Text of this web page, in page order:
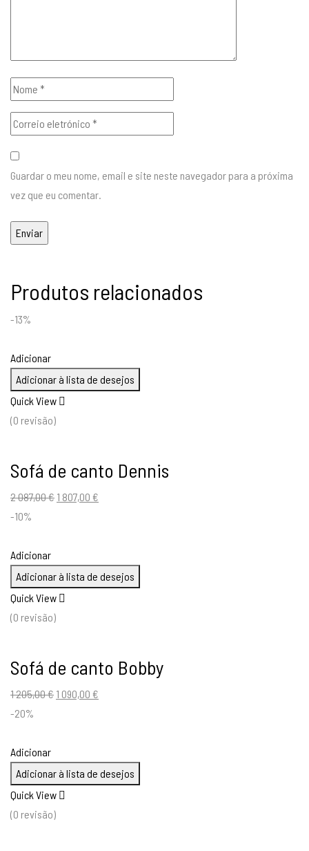
Guardar o meu nome, email e site neste navegador para a próxima
vez que eu comentar.
Produtos relacionados
-13%
Adicionar
Adicionar à lista de desejos
Quick View
(0 revisão)
Sofá de canto Dennis
2 087,00€ O
2
087,00 €.
1 807,00 €
1
807,00 €.
-10%
Adicionar
Adicionar à lista de desejos
Quick View
(0 revisão)
Sofá de canto Bobby
1 205,00€ O
1
205,00 €.
1 090,00 €
1
090,00 €.
-20%
Adicionar
Adicionar à lista de desejos
Quick View
(0 revisão)